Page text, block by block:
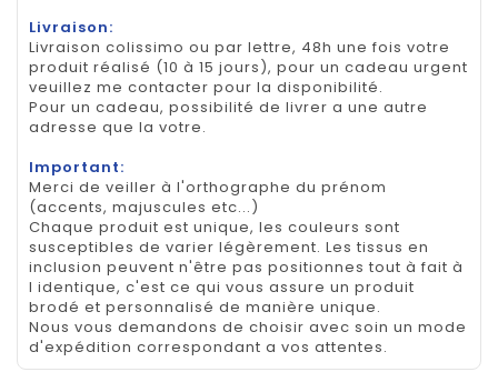
Livraison:
Livraison colissimo ou par lettre, 48h une fois votre
produit réalisé (10 à 15 jours), pour un cadeau urgent
veuillez me contacter pour la disponibilité.
Pour un cadeau, possibilité de livrer a une autre
adresse que la votre.
Important:
Merci de veiller à l'orthographe du prénom
(accents, majuscules etc...)
Chaque produit est unique, les couleurs sont
susceptibles de varier légèrement. Les tissus en
inclusion peuvent n'être pas positionnes tout à fait à
l identique, c'est ce qui vous assure un produit
brodé et personnalisé de manière unique.
Nous vous demandons de choisir avec soin un mode
d'expédition correspondant a vos attentes.